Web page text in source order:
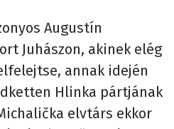
Augustín
Juhászon, akinek elég
annak idején
Hlinka pártjának
elvtárs ekkor